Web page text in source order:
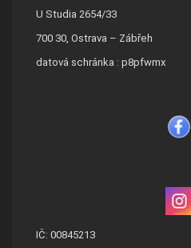
U Studia 2654/33
700 30, Ostrava – Zábřeh
datová schránka : p8pfwmx
IČ: 00845213